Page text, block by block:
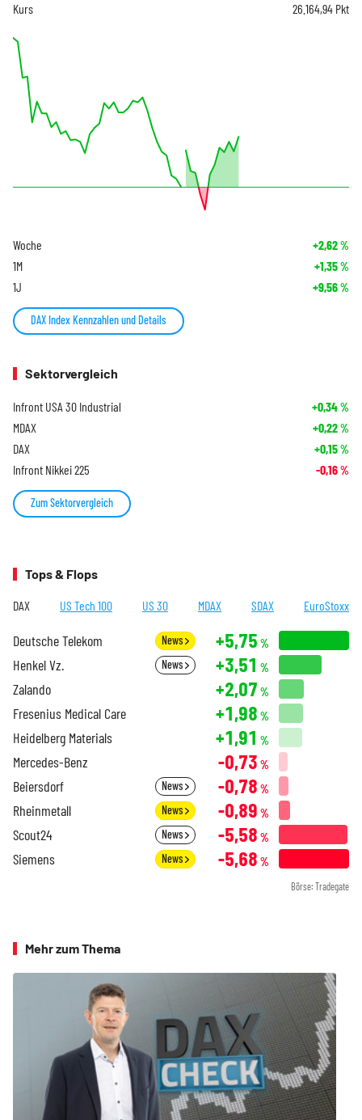
Kurs 26.164,94 Pkt
Woche +2,62%
1M +1,35%
1J +9,56%
DAX Index Kennzahlen und Details
Sektorvergleich
Infront USA 30 Industrial +0,34%
MDAX +0,22%
DAX +0,15%
Infront Nikkei 225 -0,16%
Zum Sektorvergleich
Tops & Flops
DAX US Tech 100 US 30 MDAX SDAX EuroStoxx
Deutsche Telekom News +5,75 %
Henkel Vz. News +3,51 %
Zalando +2,07 %
Fresenius Medical Care +1,98 %
Heidelberg Materials +1,91 %
Mercedes-Benz -0,73 %
Beiersdorf News -0,78 %
Rheinmetall News -0,89 %
Scout24 News -5,58 %
Siemens News -5,68 %
Börse: Tradegate
Mehr zum Thema